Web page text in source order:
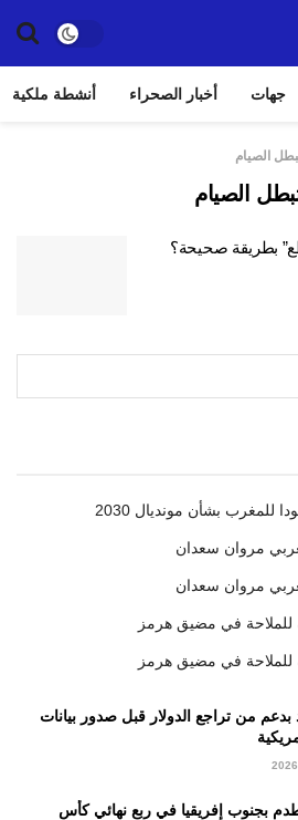
جهات أخبار الصحراء أنشطة ملكية
الصيام
الصيام
بطريقة صحيحة؟
للمغرب بشأن مونديال 2030
مروان سعدان
مروان سعدان
للملاحة في مضيق هرمز
للملاحة في مضيق هرمز
من تراجع الدولار قبل صدور بيانات
بجنوب إفريقيا في ربع نهائي كأس